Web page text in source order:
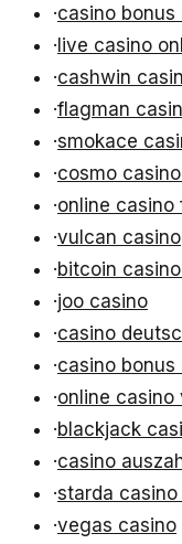
·casino bonus
·live casino
·cashwin
·flagman
·smokace
·cosmo
·online casino
·vulcan casino
·bitcoin
·joo casino
·casino
·casino
·online casino
·blackjack
·casino
·starda
·vegas casino